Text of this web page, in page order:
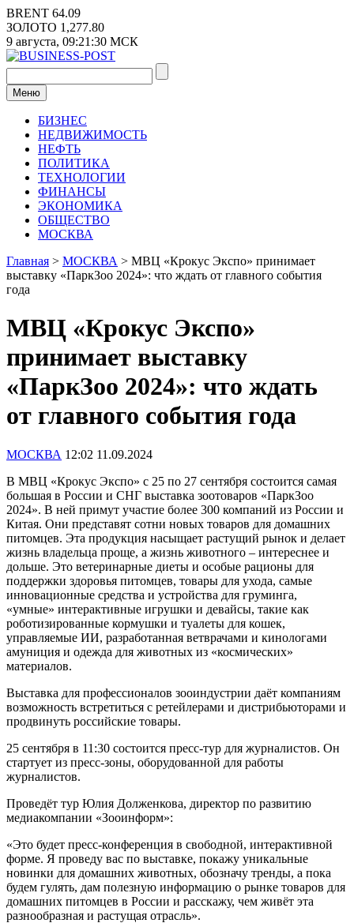
Перейти
к
содержимому
BRENT 64.09
ЗОЛОТО 1,277.80
9 августа, 09:21:30 МСК
Меню
БИЗНЕС
НЕДВИЖИМОСТЬ
НЕФТЬ
ПОЛИТИКА
ТЕХНОЛОГИИ
ФИНАНСЫ
ЭКОНОМИКА
ОБЩЕСТВО
МОСКВА
Главная > МОСКВА > МВЦ «Крокус Экспо» принимает
выставку «ПаркЗоо 2024»: что ждать от главного события
года
МВЦ «Крокус Экспо»
принимает выставку
«ПаркЗоо 2024»: что ждать
от главного события года
МОСКВА 12:02 11.09.2024
В МВЦ «Крокус Экспо» с 25 по 27 сентября состоится самая
большая в России и СНГ выставка зоотоваров «ПаркЗоо
2024». В ней примут участие более 300 компаний из России и
Китая. Они представят сотни новых товаров для домашних
питомцев. Эта продукция насыщает растущий рынок и делает
жизнь владельца проще, а жизнь животного – интереснее и
дольше. Это ветеринарные диеты и особые рационы для
поддержки здоровья питомцев, товары для ухода, самые
инновационные средства и устройства для груминга,
«умные» интерактивные игрушки и девайсы, такие как
роботизированные кормушки и туалеты для кошек,
управляемые ИИ, разработанная ветврачами и кинологами
амуниция и одежда для животных из «космических»
материалов.
Выставка для профессионалов зооиндустрии даёт компаниям
возможность встретиться с ретейлерами и дистрибьюторами и
продвинуть российские товары.
25 сентября в 11:30 состоится пресс-тур для журналистов. Он
стартует из пресс-зоны, оборудованной для работы
журналистов.
Проведёт тур Юлия Долженкова, директор по развитию
медиакомпании «Зооинформ»:
«Это будет пресс-конференция в свободной, интерактивной
форме. Я проведу вас по выставке, покажу уникальные
новинки для домашних животных, обозначу тренды, а пока
будем гулять, дам полезную информацию о рынке товаров для
домашних питомцев в России и расскажу, чем живёт эта
разнообразная и растущая отрасль».